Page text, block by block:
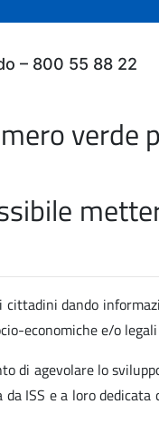
– 800 55 88 22
verde
cittadini dando
economiche e/o
di agevolare lo
ISS e a loro